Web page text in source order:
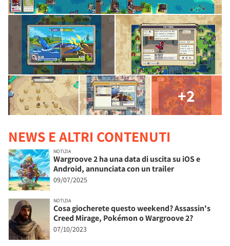
+2
NEWS E ALTRI CONTENUTI
NOTIZIA
Wargroove 2 ha una data di uscita su iOS e
Android, annunciata con un trailer
09/07/2025
NOTIZIA
Cosa giocherete questo weekend? Assassin's
Creed Mirage, Pokémon o Wargroove 2?
07/10/2023